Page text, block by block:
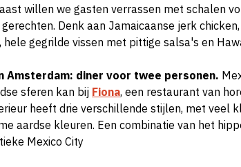
willen we gasten verrassen met schalen
Denk aan Jamaicaanse jerk
hele gegrilde vissen met pittige salsa's en
Amsterdam: diner voor twee personen.
sferen kan bij Fiona, een restaurant van
heeft drie verschillende stijlen, met veel
aardse kleuren. Een combinatie van het
Mexico City